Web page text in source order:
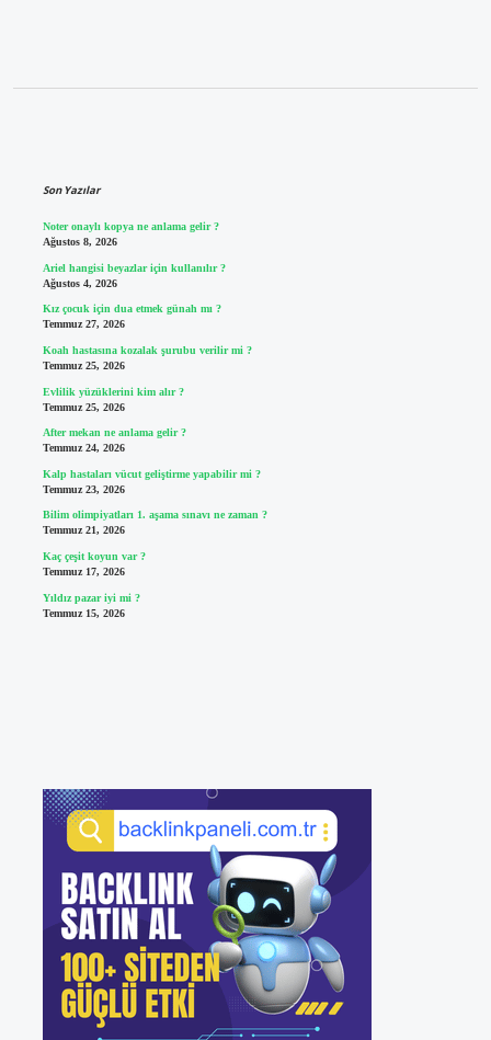
Son Yazılar
Noter onaylı kopya ne anlama gelir ?
Ağustos 8, 2026
Ariel hangisi beyazlar için kullanılır ?
Ağustos 4, 2026
Kız çocuk için dua etmek günah mı ?
Temmuz 27, 2026
Koah hastasına kozalak şurubu verilir mi ?
Temmuz 25, 2026
Evlilik yüzüklerini kim alır ?
Temmuz 25, 2026
After mekan ne anlama gelir ?
Temmuz 24, 2026
Kalp hastaları vücut geliştirme yapabilir mi ?
Temmuz 23, 2026
Bilim olimpiyatları 1. aşama sınavı ne zaman ?
Temmuz 21, 2026
Kaç çeşit koyun var ?
Temmuz 17, 2026
Yıldız pazar iyi mi ?
Temmuz 15, 2026